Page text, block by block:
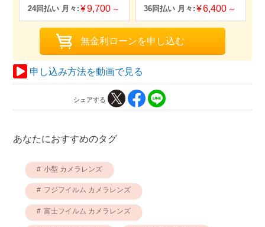
9,700 6,400
申し込み方法を動画で見る
シェアする
あなたにおすすめのタグ
小型 カメラレンズ
フジフイルム カメラレンズ
富士フイルム カメラレンズ